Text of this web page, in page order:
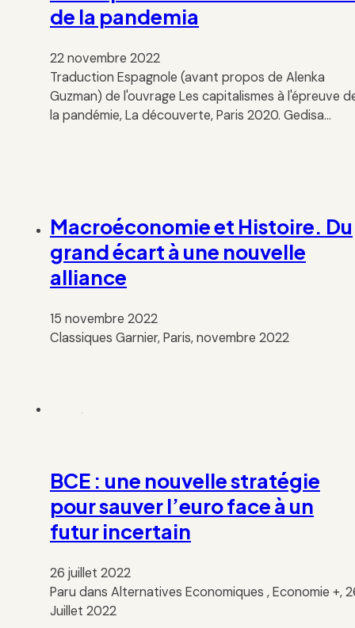
de la pandemia
22 novembre 2022
Traduction Espagnole (avant propos de Alenka
Guzman) de l'ouvrage Les capitalismes à l'épreuve
la pandémie, La découverte, Paris 2020. Gedisa…
Macroéconomie et Histoire. Du
grand écart à une nouvelle
alliance
15 novembre 2022
Classiques Garnier, Paris, novembre 2022
BCE : une nouvelle stratégie
pour sauver l’euro face à un
futur incertain
26 juillet 2022
Paru dans Alternatives Economiques , Economie +,
Juillet 2022